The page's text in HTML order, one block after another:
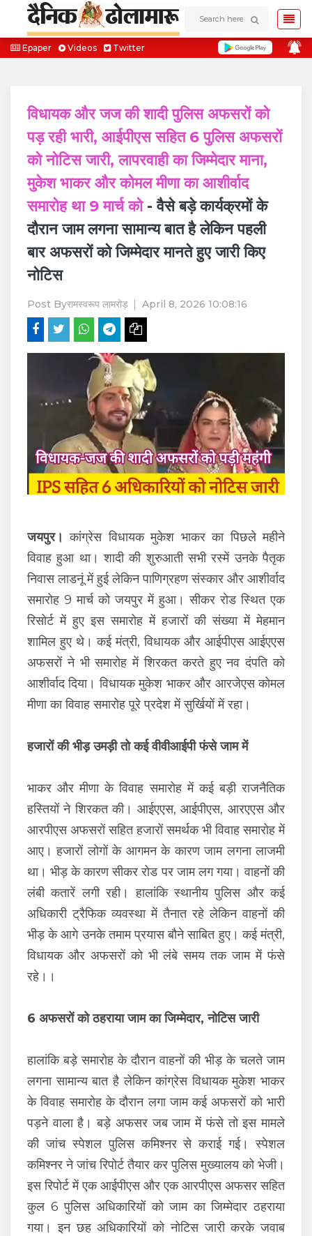
Epaper Videos Twitter
विधायक और जज की शादी पुलिस अफसरों को
पड़ रही भारी, आईपीएस सहित 6 पुलिस अफसरों
को नोटिस जारी, लापरवाही का जिम्मेदार माना,
मुकेश भाकर और कोमल मीणा का आशीर्वाद
समारोह था 9 मार्च को - वैसे बड़े कार्यक्रमों के
दौरान जाम लगना सामान्य बात है लेकिन पहली
बार अफसरों को जिम्मेदार मानते हुए जारी किए
नोटिस
Post Byरामस्वरूप लामरोड़ April 8, 2026 10:08:16
जयपुर। कांग्रेस विधायक मुकेश भाकर का पिछले महीने
विवाह हुआ था। शादी की शुरुआती सभी रस्में उनके पैतृक
निवास लाडनूं में हुई लेकिन पाणिग्रहण संस्कार और आशीर्वाद
समारोह 9 मार्च को जयपुर में हुआ। सीकर रोड स्थित एक
रिसोर्ट में हुए इस समारोह में हजारों की संख्या में मेहमान
शामिल हुए थे। कई मंत्री, विधायक और आईपीएस आईएएस
अफसरों ने भी समारोह में शिरकत करते हुए नव दंपति को
आशीर्वाद दिया। विधायक मुकेश भाकर और आरजेएस कोमल
मीणा का विवाह समारोह पूरे प्रदेश में सुर्खियों में रहा।
हजारों की भीड़ उमड़ी तो कई वीवीआईपी फंसे जाम में
भाकर और मीणा के विवाह समारोह में कई बड़ी राजनैतिक
हस्तियों ने शिरकत की। आईएएस, आईपीएस, आरएएस और
आरपीएस अफसरों सहित हजारों समर्थक भी विवाह समारोह में
आए। हजारों लोगों के आगमन के कारण जाम लगना लाजमी
था। भीड़ के कारण सीकर रोड पर जाम लग गया। वाहनों की
लंबी कतारें लगी रही। हालांकि स्थानीय पुलिस और कई
अधिकारी ट्रैफिक व्यवस्था में तैनात रहे लेकिन वाहनों की
भीड़ के आगे उनके तमाम प्रयास बौने साबित हुए। कई मंत्री,
विधायक और अफसरों को भी लंबे समय तक जाम में फंसे
रहे।।
6 अफसरों को ठहराया जाम का जिम्मेदार, नोटिस जारी
हालांकि बड़े समारोह के दौरान वाहनों की भीड़ के चलते जाम
लगना सामान्य बात है लेकिन कांग्रेस विधायक मुकेश भाकर
के विवाह समारोह के दौरान लगा जाम कई अफसरों को भारी
पड़ने वाला है। बड़े अफसर जब जाम में फंसे तो इस मामले
की जांच स्पेशल पुलिस कमिश्नर से कराई गई। स्पेशल
कमिश्नर ने जांच रिपोर्ट तैयार कर पुलिस मुख्यालय को भेजी।
इस रिपोर्ट में एक आईपीएस और एक आरपीएस अफसर सहित
कुल 6 पुलिस अधिकारियों को जाम का जिम्मेदार ठहराया
गया। इन छह अधिकारियों को नोटिस जारी करके जवाब